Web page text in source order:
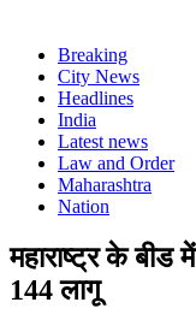
Breaking
City News
Headlines
India
Latest news
Law and Order
Maharashtra
Nation
महाराष्ट्र के बीड
144 लागू